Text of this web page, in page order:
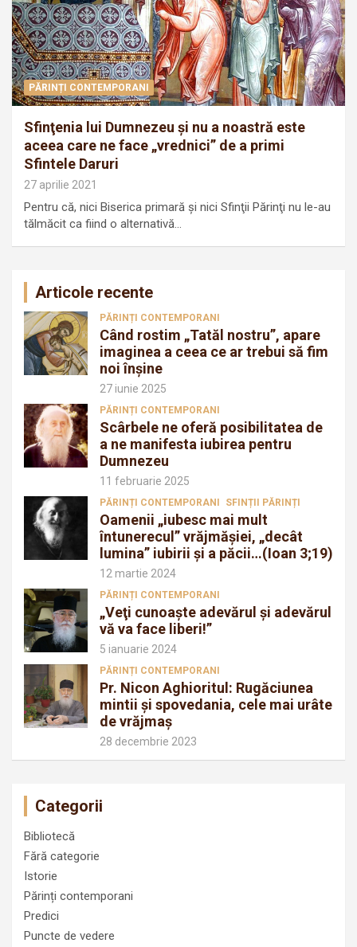
PĂRINȚI CONTEMPORANI
Sfinţenia lui Dumnezeu şi nu a noastră este
aceea care ne face „vrednici” de a primi
Sfintele Daruri
27 aprilie 2021
Pentru că, nici Biserica primară şi nici Sfinţii Părinţi nu le-au
tălmăcit ca fiind o alternativă…
Articole recente
PĂRINȚI CONTEMPORANI
Când rostim „Tatăl nostru”, apare
imaginea a ceea ce ar trebui să fim
noi înșine
27 iunie 2025
PĂRINȚI CONTEMPORANI
Scârbele ne oferă posibilitatea de
a ne manifesta iubirea pentru
Dumnezeu
11 februarie 2025
PĂRINȚI CONTEMPORANI SFINȚII PĂRINȚI
Oamenii „iubesc mai mult
întunerecul” vrăjmăşiei, „decât
lumina” iubirii şi a păcii…(Ioan 3;19)
12 martie 2024
PĂRINȚI CONTEMPORANI
„Veţi cunoaşte adevărul şi adevărul
vă va face liberi!”
5 ianuarie 2024
PĂRINȚI CONTEMPORANI
Pr. Nicon Aghioritul: Rugăciunea
mintii și spovedania, cele mai urâte
de vrăjmaș
28 decembrie 2023
Categorii
Bibliotecă
Fără categorie
Istorie
Părinți contemporani
Predici
Puncte de vedere